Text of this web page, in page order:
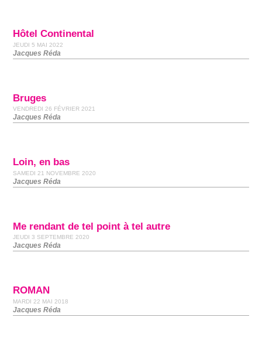
Hôtel Continental
JEUDI 5 MAI 2022
Jacques Réda
Bruges
VENDREDI 26 FÉVRIER 2021
Jacques Réda
Loin, en bas
SAMEDI 21 NOVEMBRE 2020
Jacques Réda
Me rendant de tel point à tel autre
JEUDI 3 SEPTEMBRE 2020
Jacques Réda
ROMAN
MARDI 22 MAI 2018
Jacques Réda